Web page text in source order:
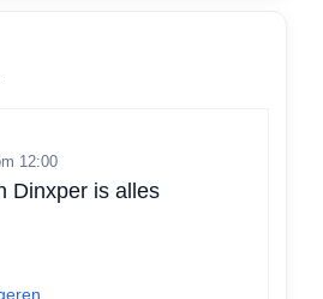
12:00
Dinxper is alles